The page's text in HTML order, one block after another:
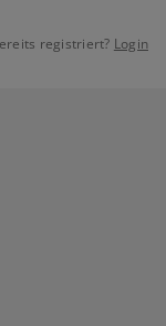
registriert? Login